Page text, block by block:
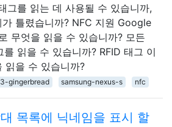
그를 읽는 데 사용될 수 있습니까,
가 틀렸습니까? NFC 지원 Google
무엇을 읽을 수 있습니까? 모든
를 읽을 수 있습니까? RFID 태그 이
읽을 수 있습니까?
gingerbread samsung-nexus-s nfc
목록에 닉네임을 표시 할